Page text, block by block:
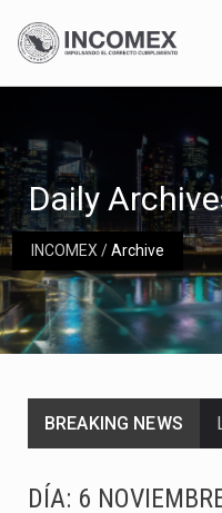
INCOMEX/Archive
Daily
BREAKING NEWS
DÍA: 6